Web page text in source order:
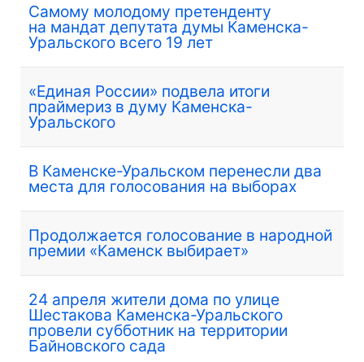
Самому молодому претенденту
на мандат депутата думы Каменска-
Уральского всего 19 лет
«Единая России» подвела итоги
праймериз в думу Каменска-
Уральского
В Каменске-Уральском перенесли два
места для голосования на выборах
Продолжается голосование в народной
премии «Каменск выбирает»
24 апреля жители дома по улице
Шестакова Каменска-Уральского
провели субботник на территории
Байновского сада